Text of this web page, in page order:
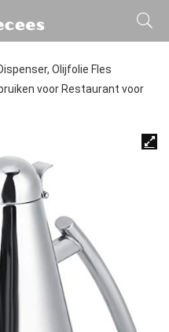
Olijfolie Fles
voor Restaurant voor